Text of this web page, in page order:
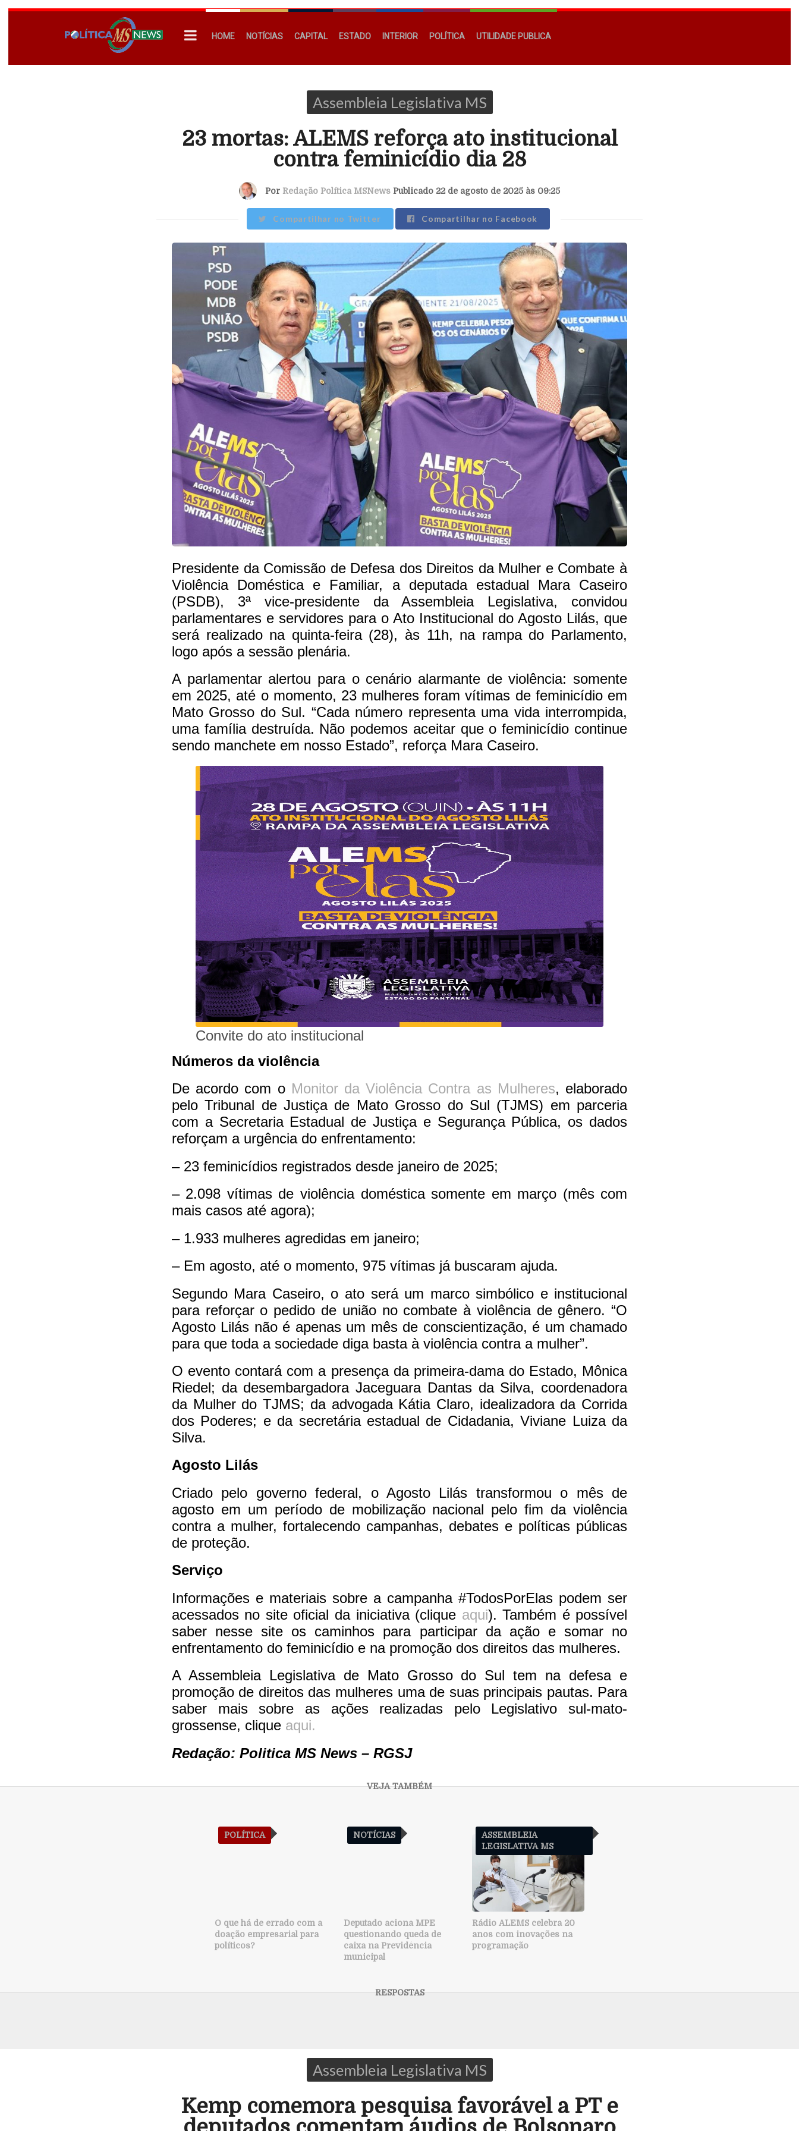
HOME NOTÍCIAS CAPITAL ESTADO INTERIOR POLÍTICA UTILIDADE PUBLICA
Assembleia Legislativa MS
23 mortas: ALEMS reforça ato institucional
contra feminicídio dia 28
Por Redação Política MSNews Publicado 22 de agosto de 2025 às 09:25
Compartilhar no Twitter Compartilhar no Facebook
Presidente da Comissão de Defesa dos Direitos da Mulher e Combate à
Violência Doméstica e Familiar, a deputada estadual Mara Caseiro
(PSDB), 3ª vice-presidente da Assembleia Legislativa, convidou
parlamentares e servidores para o Ato Institucional do Agosto Lilás, que
será realizado na quinta-feira (28), às 11h, na rampa do Parlamento,
logo após a sessão plenária.
A parlamentar alertou para o cenário alarmante de violência: somente
em 2025, até o momento, 23 mulheres foram vítimas de feminicídio em
Mato Grosso do Sul. “Cada número representa uma vida interrompida,
uma família destruída. Não podemos aceitar que o feminicídio continue
sendo manchete em nosso Estado”, reforça Mara Caseiro.
Convite do ato institucional
Números da violência
De acordo com o Monitor da Violência Contra as Mulheres, elaborado
pelo Tribunal de Justiça de Mato Grosso do Sul (TJMS) em parceria
com a Secretaria Estadual de Justiça e Segurança Pública, os dados
reforçam a urgência do enfrentamento:
– 23 feminicídios registrados desde janeiro de 2025;
– 2.098 vítimas de violência doméstica somente em março (mês com
mais casos até agora);
– 1.933 mulheres agredidas em janeiro;
– Em agosto, até o momento, 975 vítimas já buscaram ajuda.
Segundo Mara Caseiro, o ato será um marco simbólico e institucional
para reforçar o pedido de união no combate à violência de gênero. “O
Agosto Lilás não é apenas um mês de conscientização, é um chamado
para que toda a sociedade diga basta à violência contra a mulher”.
O evento contará com a presença da primeira-dama do Estado, Mônica
Riedel; da desembargadora Jaceguara Dantas da Silva, coordenadora
da Mulher do TJMS; da advogada Kátia Claro, idealizadora da Corrida
dos Poderes; e da secretária estadual de Cidadania, Viviane Luiza da
Silva.
Agosto Lilás
Criado pelo governo federal, o Agosto Lilás transformou o mês de
agosto em um período de mobilização nacional pelo fim da violência
contra a mulher, fortalecendo campanhas, debates e políticas públicas
de proteção.
Serviço
Informações e materiais sobre a campanha #TodosPorElas podem ser
acessados no site oficial da iniciativa (clique aqui). Também é possível
saber nesse site os caminhos para participar da ação e somar no
enfrentamento do feminicídio e na promoção dos direitos das mulheres.
A Assembleia Legislativa de Mato Grosso do Sul tem na defesa e
promoção de direitos das mulheres uma de suas principais pautas. Para
saber mais sobre as ações realizadas pelo Legislativo sul-mato-
grossense, clique aqui.
Redação: Politica MS News– RGSJ
POLÍTICA
O que há de errado com a
doação empresarial para
políticos?
NOTÍCIAS
Deputado aciona MPE
questionando queda de
caixa na Previdência
municipal
ASSEMBLEIA
LEGISLATIVA MS
Rádio ALEMS celebra 20
anos com inovações na
programação
Assembleia Legislativa MS
Kemp comemora pesquisa favorável a PT e